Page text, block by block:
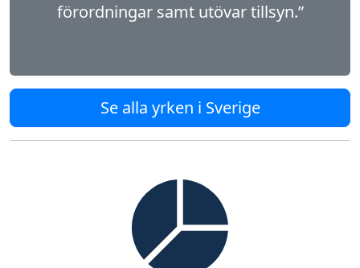
förordningar samt utövar tillsyn.”
Se alla yrken i Sverige